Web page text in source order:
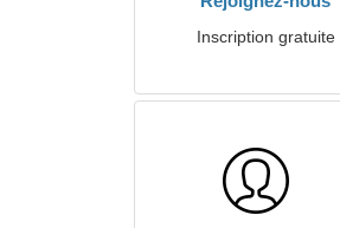
Inscription gratuite